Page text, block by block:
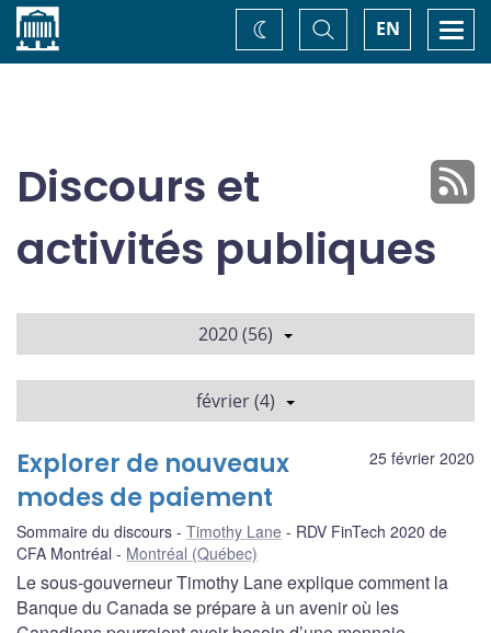
Accueil EN
Basculer
la
recherche
Changez
de
Discours et
activités publiques
2020 (56)
février (4)
25 février 2020
Explorer de nouveaux
modes de paiement
Sommaire du discours Timothy Lane
RDV FinTech 2020 de
CFA Montréal
Montréal (Québec)
Le sous-gouverneur Timothy Lane explique comment la
Banque du Canada se prépare à un avenir où les